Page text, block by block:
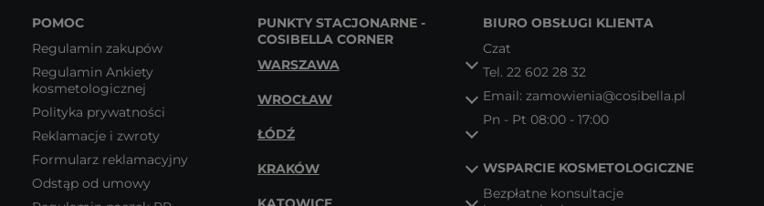
POMOC
Regulamin zakupów
Regulamin Ankiety
kosmetologicznej
Polityka prywatności
Reklamacje i zwroty
Formularz reklamacyjny
Odstąp od umowy
PUNKTY STACJONARNE -
COSIBELLA CORNER
WARSZAWA
WROCŁAW
ŁÓDŹ
KRAKÓW
BIURO OBSŁUGI KLIENTA
Czat
Tel. 22 602 28 32
Email: zamowienia@cosibella.pl
Pn - Pt 08:00 - 17:00
WSPARCIE KOSMETOLOGICZNE
Bezpłatne konsultacje